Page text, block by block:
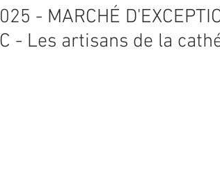
- MARCHÉ
- Les artisans de la